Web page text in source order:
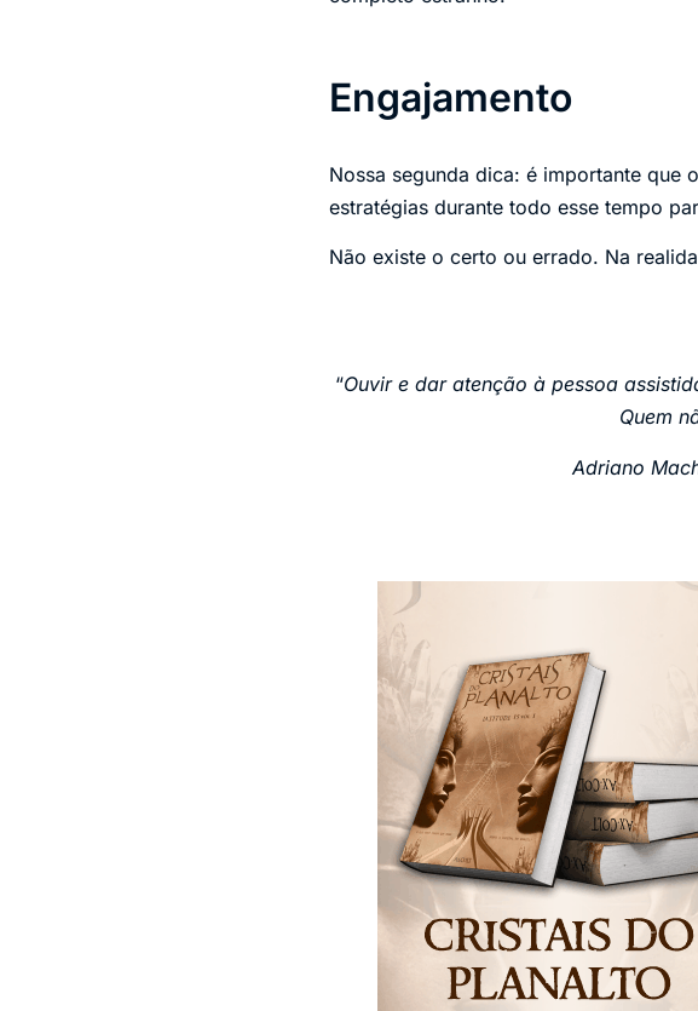
Engajamento
Nossa segunda dica: é importante que
estratégias durante todo esse tempo
Não existe o certo ou errado. Na
“Ouvir e dar atenção à pessoa
Quem
Adriano